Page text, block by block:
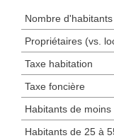
Nombre d'habitants
Propriétaires (vs.
Taxe habitation
Taxe foncière
Habitants de
Habitants de 25 à